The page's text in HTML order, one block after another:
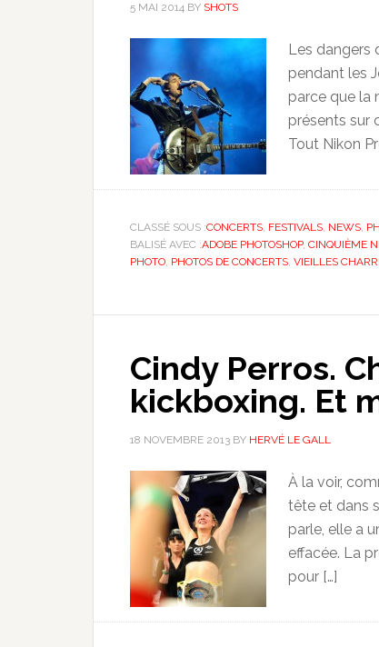
5 MAI 2014 BY SHOTS
Les dangers
pendant les
parce que la
présents sur
Tout Nikon
CLASSÉ SOUS :CONCERTS, FESTIVALS, NEWS,
BALISÉ AVEC :ADOBE PHOTOSHOP, CINQUIÈME
PHOTO, PHOTOS DE CONCERTS, VIEILLES
Cindy Perros.
kickboxing. Et
18 NOVEMBRE 2013 BY HERVÉ LE GALL
À la voir,
tête et dans
parle, elle a
effacée. La
pour […]